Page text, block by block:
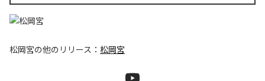
松岡宮の他のリリース： 松岡宮